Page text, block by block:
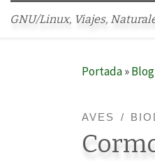
GNU/Linux, Viajes,
Portada»Blog
AVES